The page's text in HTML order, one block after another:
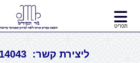
ליצירת קשר: 054-4314043
תפריט